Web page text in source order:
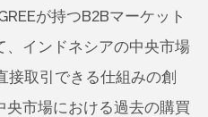
が持つB2Bマーケット
、インドネシアの中央市場
取引できる仕組みの創
央市場における過去の購買